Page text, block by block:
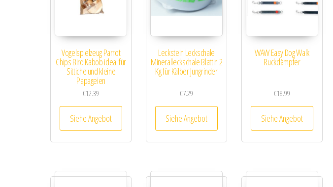
Vogelspielzeug Parrot
Chips Bird Kabob ideal für
Sittiche und kleine
Papageien
€12.39
Siehe Angebot
Leckstein Leckschale
Mineralleckschale Blattin 2
Kg für Kälber Jungrinder
€7.29
Siehe Angebot
WAW Easy Dog Walk
Ruckdämpfer
€18.99
Siehe Angebot